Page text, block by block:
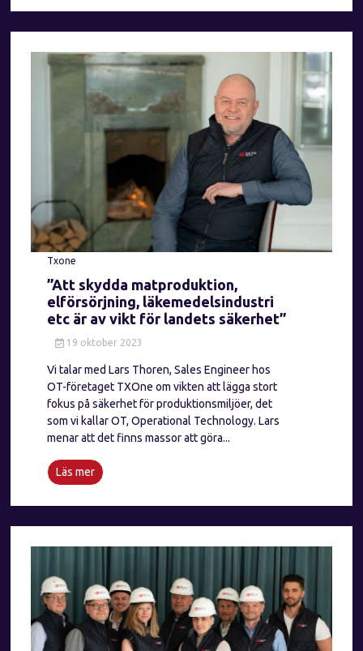
Txone
”Att skydda matproduktion,
elförsörjning, läkemedelsindustri
etc är av vikt för landets säkerhet”
19 oktober 2023
Vi talar med Lars Thoren, Sales Engineer hos
OT-företaget TXOne om vikten att lägga stort
fokus på säkerhet för produktionsmiljöer, det
som vi kallar OT, Operational Technology. Lars
menar att det finns massor att göra...
Läs mer